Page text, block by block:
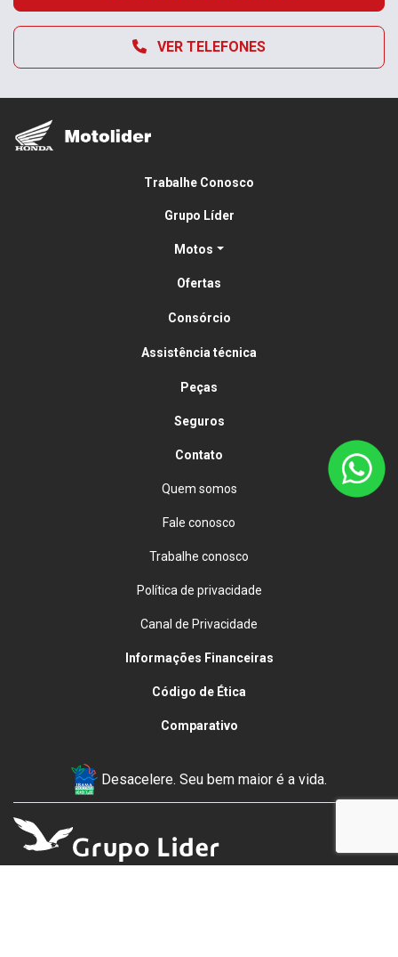
VER TELEFONES
Trabalhe Conosco
Grupo Líder
Motos
Ofertas
Consórcio
Assistência técnica
Peças
Seguros
Contato
Quem somos
Fale conosco
Trabalhe conosco
Política de privacidade
Canal de Privacidade
Informações Financeiras
Código de Ética
Comparativo
Desacelere. Seu bem maior é a vida.